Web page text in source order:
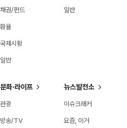
채권/펀드
환율
국제시황
일반
일반
문화·라이프
관광
방송/TV
뉴스발전소
이슈크래커
요즘, 이거